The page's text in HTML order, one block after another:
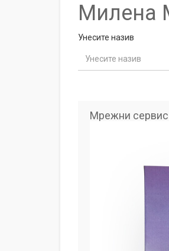
Милена
Унесите назив
Мрежни